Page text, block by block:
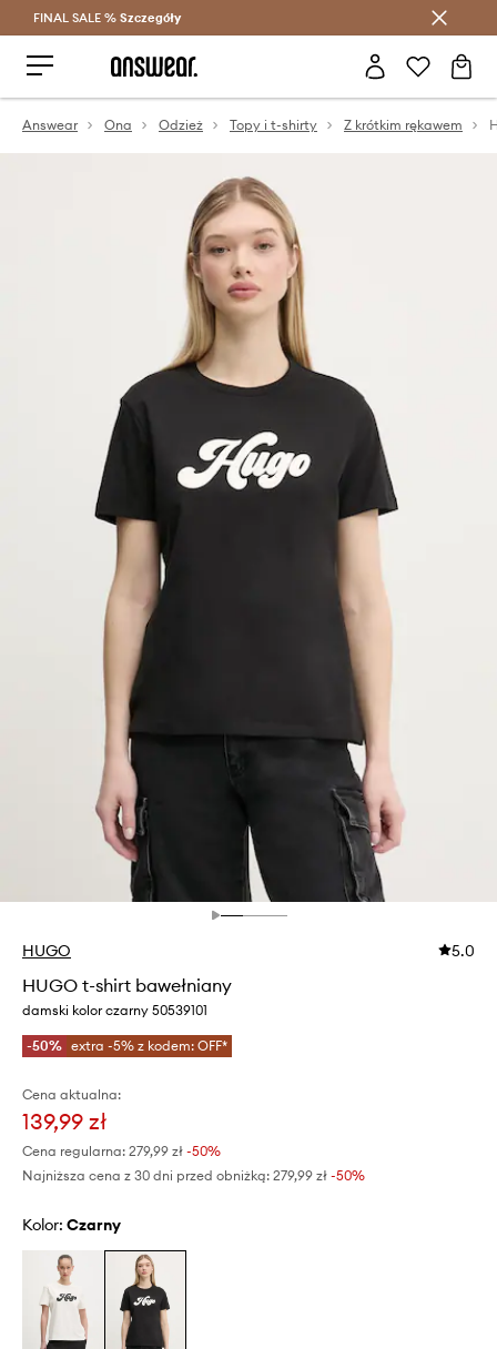
Oszczędzaj z Answear Club >
FINAL SALE % Szczegóły
Answear Ona Odzież Topy i t-shirty Z krótkim rękawem
HUGO 5.0
HUGO t-shirt bawełniany
damski kolor czarny 50539101
-50% extra -5% z kodem: OFF*
Cena aktualna:
139,99 zł
Cena regularna: 279,99 zł -50%
Najniższa cena z 30 dni przed obniżką: 279,99 zł -50%
Kolor: czarny